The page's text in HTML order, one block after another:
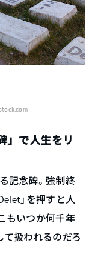
」で人生をリ
記念碑。強制終
」を押すと人
もいつか何千年
て扱われるのだろ